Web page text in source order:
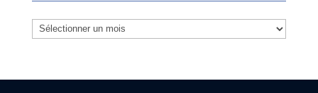
Archives